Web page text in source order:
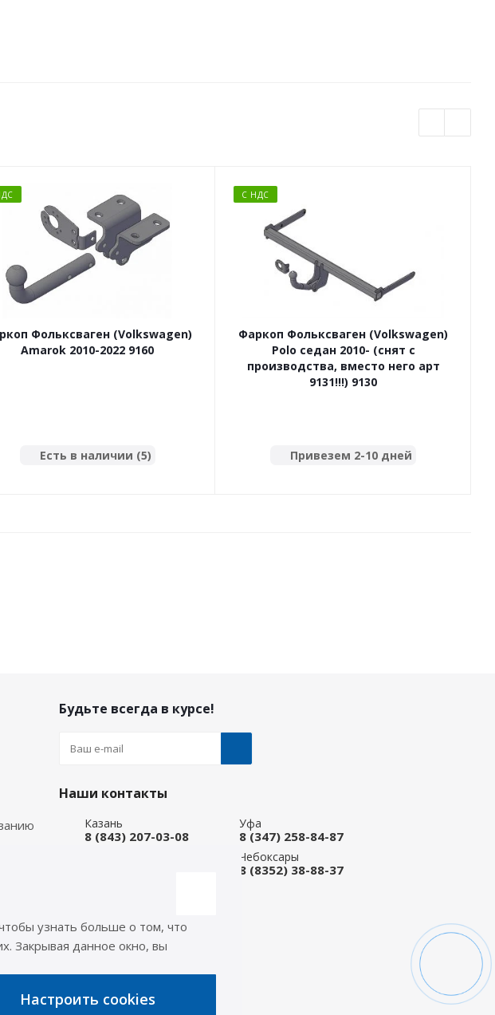
Фольксваген (Volkswagen)
Amarok 2010-2022 9160
Есть в наличии (5)
С НДС
Фаркоп Фольксваген (Volkswagen)
Polo седан 2010- (снят с
производства, вместо него арт
9131!!!) 9130
Привезем 2-10 дней
Будьте всегда в курсе!
Наши контакты
Казань
8 (843) 207-03-08
Уфа
8 (347) 258-84-87
Чебоксары
8 (8352) 38-88-37
info@a-pricep.ru
узнать больше о том, что
Закрывая данное окно, вы
Настроить cookies